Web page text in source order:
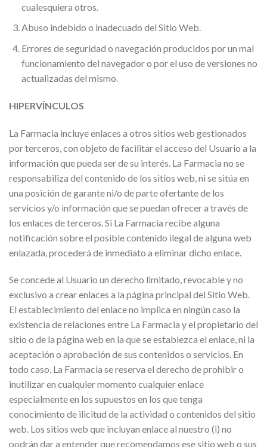
cualesquiera otros.
Abuso indebido o inadecuado del Sitio Web.
Errores de seguridad o navegación producidos por un mal
funcionamiento del navegador o por el uso de versiones no
actualizadas del mismo.
HIPERVÍNCULOS
La Farmacia incluye enlaces a otros sitios web gestionados
por terceros, con objeto de facilitar el acceso del Usuario a la
información que pueda ser de su interés. La Farmacia no se
responsabiliza del contenido de los sitios web, ni se sitúa en
una posición de garante ni/o de parte ofertante de los
servicios y/o información que se puedan ofrecer a través de
los enlaces de terceros. Si La Farmacia recibe alguna
notificación sobre el posible contenido ilegal de alguna web
enlazada, procederá de inmediato a eliminar dicho enlace.
Se concede al Usuario un derecho limitado, revocable y no
exclusivo a crear enlaces a la página principal del Sitio Web.
El establecimiento del enlace no implica en ningún caso la
existencia de relaciones entre La Farmacia y el propietario del
sitio o de la página web en la que se establezca el enlace, ni la
aceptación o aprobación de sus contenidos o servicios. En
todo caso, La Farmacia se reserva el derecho de prohibir o
inutilizar en cualquier momento cualquier enlace
especialmente en los supuestos en los que tenga
conocimiento de ilicitud de la actividad o contenidos del sitio
web. Los sitios web que incluyan enlace al nuestro (i) no
podrán dar a entender que recomendamos ese sitio web o sus